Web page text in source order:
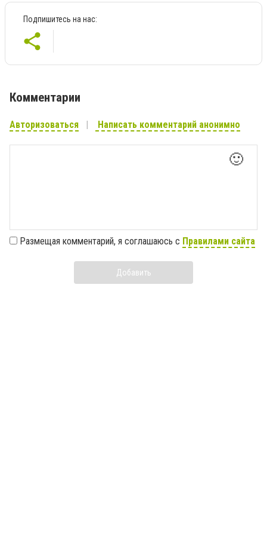
Подпишитесь на нас:
Комментарии
Авторизоваться Написать комментарий анонимно
🙂
Размещая комментарий, я соглашаюсь с Правилами сайта
Добавить